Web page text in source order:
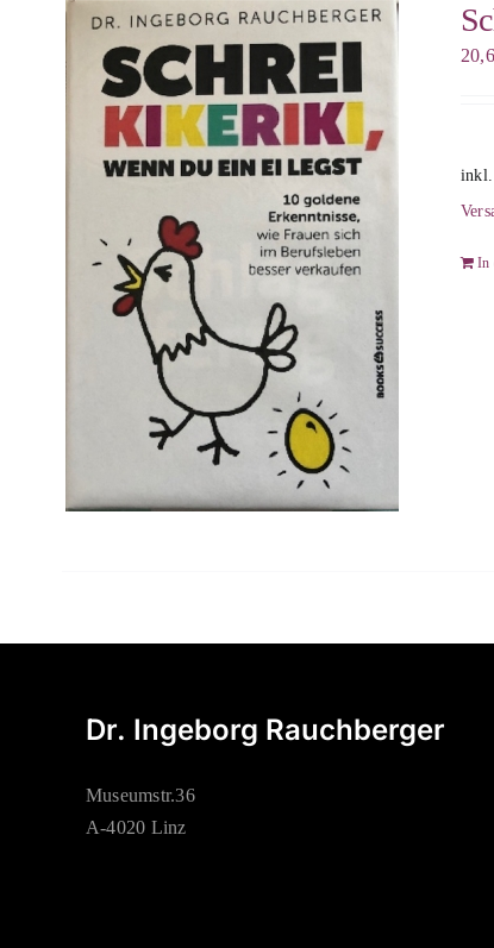
inkl.
In
Dr. Ingeborg Rauchberger
Museumstr.36
A-4020 Linz